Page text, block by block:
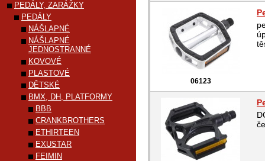
06123
PEDÁLY, ZARÁŽKY
PEDÁLY
NÁŠLAPNÉ
NÁŠLAPNÉ
JEDNOSTRANNÉ
KOVOVÉ
PLASTOVÉ
DĚTSKÉ
BMX, DH, PLATFORMY
BBB
CRANKBROTHERS
ETHIRTEEN
EXUSTAR
FEIMIN